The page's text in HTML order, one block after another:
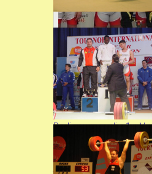
Podium
Podium masculin: 1er
DABAYA (France), 2ème
VELAGIC (Allemagne) et
junior Jean Baptiste